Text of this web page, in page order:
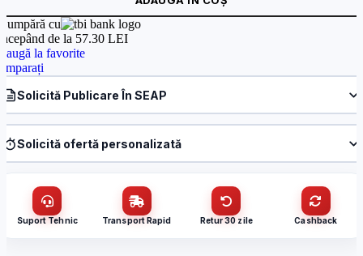
cu
de la 57.30 LEI
la favorite
Solicită Publicare În SEAP
Denumire firmă / instituție
CUI
Solicită ofertă personalizată
Nume / firmă
Suport Tehnic Transport Rapid Retur 30 zile Cashback